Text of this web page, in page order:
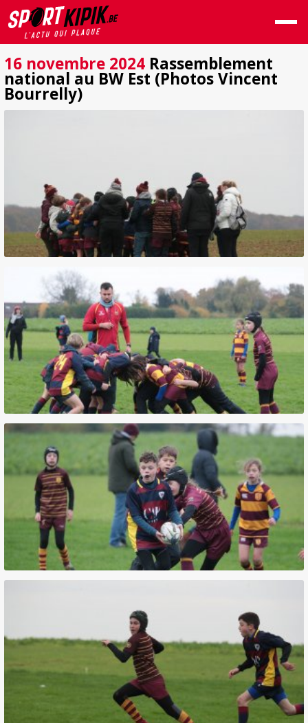
16 novembre 2024 Rassemblement
national au BW Est (Photos Vincent
Bourrelly)